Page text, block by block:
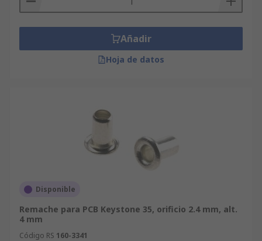
Añadir
Hoja de datos
Disponible
Remache para PCB Keystone 35, orificio 2.4 mm, alt.
4 mm
Código RS 160-3341